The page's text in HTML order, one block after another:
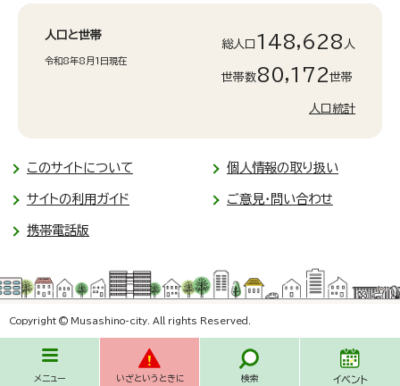
メニュー いざというときに 検索 イベント
人口と世帯
令和8年8月1日現在
総人口 148,628 人
世帯数80,172世帯
人口統計
このサイトについて 個人情報の取り扱い
サイトの利用ガイド ご意見・問い合わせ
携帯電話版
Copyright © Musashino-city. All rights Reserved.